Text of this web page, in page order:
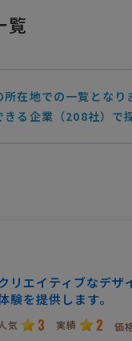
覧
在地での一覧となり
る企業（208社）で
リエイティブなデザ
験を提供します。
気 3 実績 2 価